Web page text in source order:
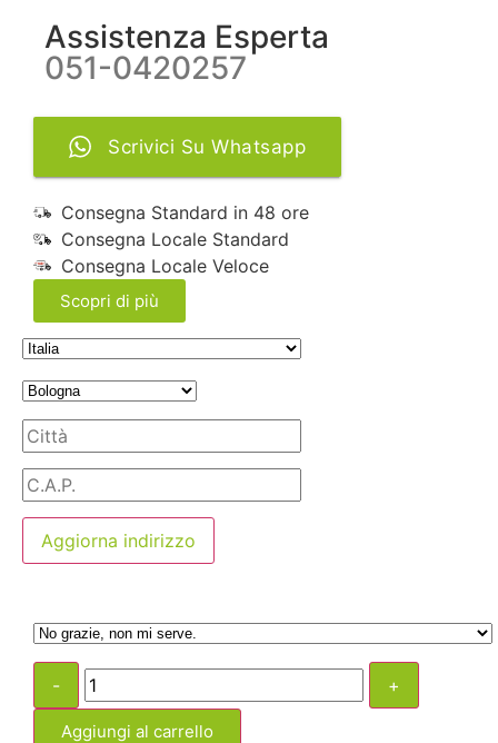
Assistenza Esperta
051-0420257
Scrivici Su Whatsapp
Consegna Standard in 48 ore
Consegna Locale Standard
Consegna Locale Veloce
Scopri di più
Aggiorna indirizzo
- +
Aggiungi al carrello